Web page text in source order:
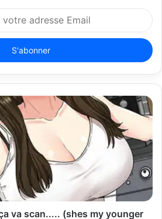
va scan..... (shes my younger